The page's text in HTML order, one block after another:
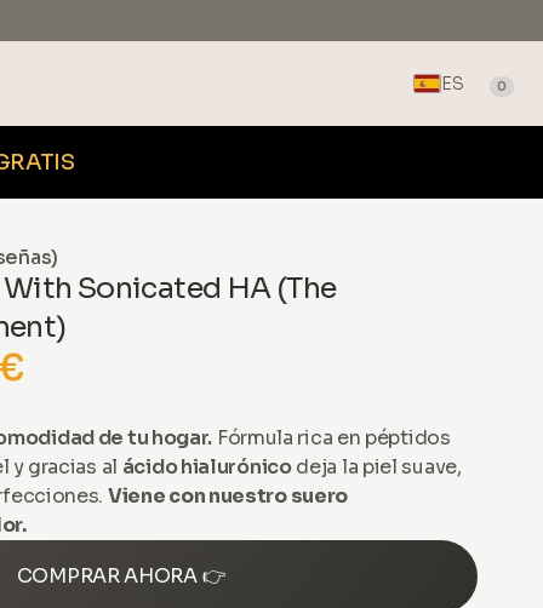
ES 0
Sonicated HA (The
de tu hogar. Fórmula rica en péptidos
y gracias al ácido hialurónicodeja la piel suave,
Viene con nuestro suero
COMPRAR AHORA 👉